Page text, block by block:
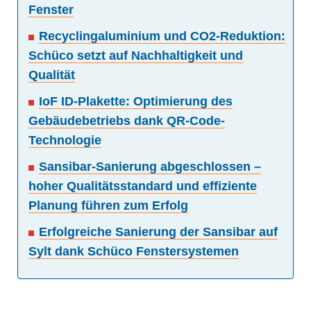
Fenster
Recyclingaluminium und CO2-Reduktion:
Schüco setzt auf Nachhaltigkeit und
Qualität
IoF ID-Plakette: Optimierung des
Gebäudebetriebs dank QR-Code-
Technologie
Sansibar-Sanierung abgeschlossen –
hoher Qualitätsstandard und effiziente
Planung führen zum Erfolg
Erfolgreiche Sanierung der Sansibar auf
Sylt dank Schüco Fenstersystemen